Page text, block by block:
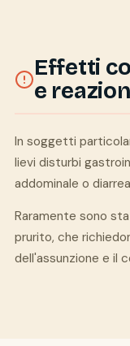
Effetti
e
In soggetti
lievi disturbi
addominale o
Raramente sono
prurito, che
dell'assunzione e il